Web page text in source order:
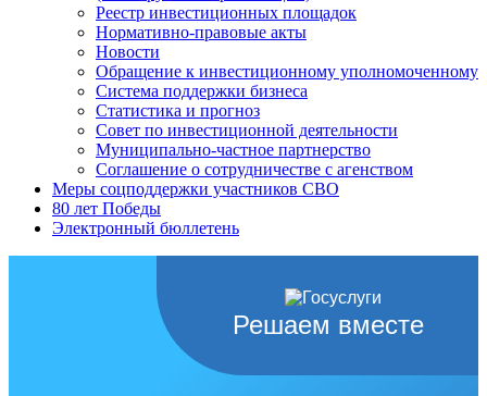
Реестр инвестиционных площадок
Нормативно-правовые акты
Новости
Обращение к инвестиционному уполномоченному
Система поддержки бизнеса
Статистика и прогноз
Совет по инвестиционной деятельности
Муниципально-частное партнерство
Соглашение о сотрудничестве с агенством
Меры соцподдержки участников СВО
80 лет Победы
Электронный бюллетень
Решаем вместе